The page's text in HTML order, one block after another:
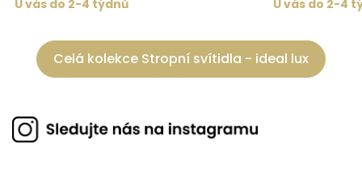
U vás do 2-4 týdnů U vás do 2-4
Celá kolekce Stropní svítidla - ideal lux